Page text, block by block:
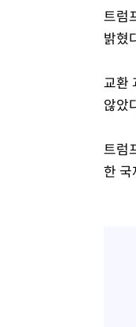
트럼
밝혔
교환
않았
트럼
한